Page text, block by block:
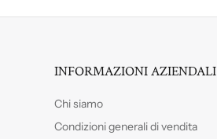
INFORMAZIONI AZIENDALI
Chi siamo
Condizioni generali di vendita